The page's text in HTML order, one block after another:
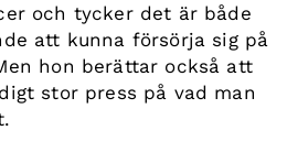
och tycker det är både
att kunna försörja sig på
hon berättar också att
stor press på vad man